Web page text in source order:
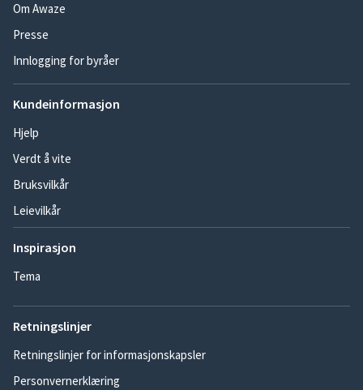
Om Awaze
Presse
Innlogging for byråer
Kundeinformasjon
Hjelp
Verdt å vite
Bruksvilkår
Leievilkår
Inspirasjon
Tema
Retningslinjer
Retningslinjer for informasjonskapsler
Personvernerklæring